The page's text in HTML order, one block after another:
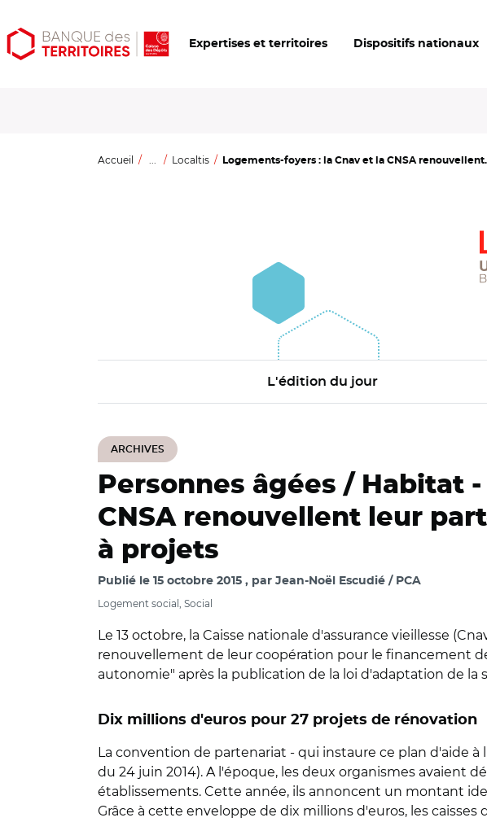
Aller
au
Aller
au
Ouvrir
les
Expertises et territoires Dispositifs nationaux
Accueil ... Localtis Logements-foyers : la Cnav et la CNSA
L'édition du jour
ARCHIVES
Personnes âgées / Habitat -
CNSA renouvellent leur
à projets
Publié le 15 octobre 2015 par Jean-Noël Escudié / PCA
Logement social, Social
Le 13 octobre, la Caisse nationale d'assurance vieillesse
renouvellement de leur coopération pour le financement
autonomie" après la publication de la loi d'adaptation de la
Dix millions d'euros pour 27 projets de rénovation
La convention de partenariat - qui instaure ce plan d'aide
du 24 juin 2014). A l'époque, les deux organismes avaient
établissements. Cette année, ils annoncent un montant
Grâce à cette enveloppe de dix millions d'euros, les